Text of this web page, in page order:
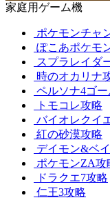
家庭用ゲーム機
ポケモンチャ
ぽこあポケモ
スプラレイダ
時のオカリナ
ペルソナ4ゴ
トモコレ攻略
バイオレクイ
紅の砂漠攻略
デイモン&ベ
ポケモンZA攻
ドラクエ7攻略
仁王3攻略